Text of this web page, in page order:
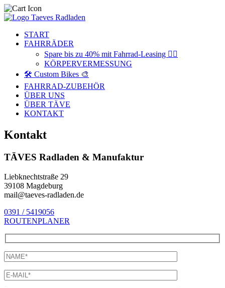
START
FAHRRÄDER
Spare bis zu 40% mit Fahrrad-Leasing 🚴‍♂️
KÖRPERVERMESSUNG
🛠️ Custom Bikes 🎨
FAHRRAD-ZUBEHÖR
ÜBER UNS
ÜBER TÄVE
KONTAKT
Kontakt
TÄVES Radladen & Manufaktur
Liebknechtstraße 29
39108 Magdeburg
mail@taeves-radladen.de
0391 / 5419056
ROUTENPLANER